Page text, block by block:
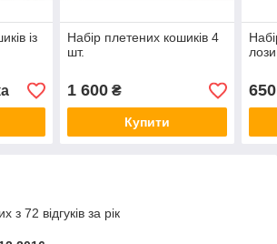
із
Набір плетених кошиків 4
шт.
1 600₴
Купити
лози
650
з 72 відгуків за рік